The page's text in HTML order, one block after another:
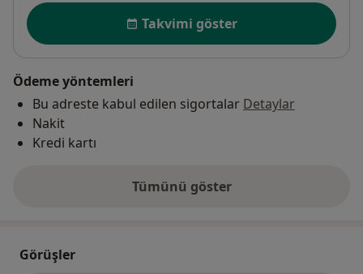
Uygunluk
Takvimi göster
Ödeme yöntemleri
Bu adreste kabul edilen sigortalar Detaylar
Nakit
Kredi kartı
Tümünü göster
adres hakkında
Görüşler